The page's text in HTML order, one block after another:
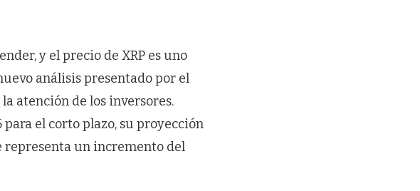
y el precio de XRP es uno
análisis presentado por el
atención de los inversores.
el corto plazo, su proyección
representa un incremento del